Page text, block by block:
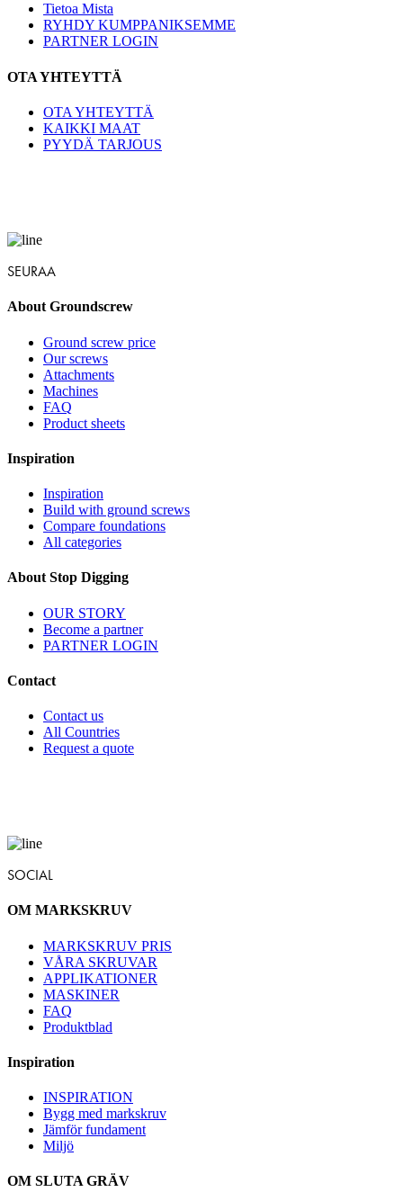
Tietoa Mista
RYHDY KUMPPANIKSEMME
PARTNER LOGIN
OTA YHTEYTTÄ
OTA YHTEYTTÄ
KAIKKI MAAT
PYYDÄ TARJOUS
SEURAA
About Groundscrew
Ground screw price
Our screws
Attachments
Machines
FAQ
Product sheets
Inspiration
Inspiration
Build with ground screws
Compare foundations
All categories
About Stop Digging
OUR STORY
Become a partner
PARTNER LOGIN
Contact
Contact us
All Countries
Request a quote
SOCIAL
OM MARKSKRUV
MARKSKRUV PRIS
VÅRA SKRUVAR
APPLIKATIONER
MASKINER
FAQ
Produktblad
Inspiration
INSPIRATION
Bygg med markskruv
Jämför fundament
Miljö
OM SLUTA GRÄV